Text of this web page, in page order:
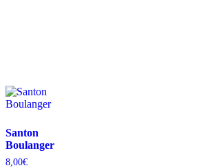
Santon
Boulanger
8,00€